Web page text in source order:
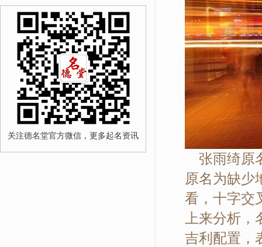
关注德名堂官方微信，更多起名资讯
张雨绮原
原名为缺少
看，十字交
上来分析
吉利配置，